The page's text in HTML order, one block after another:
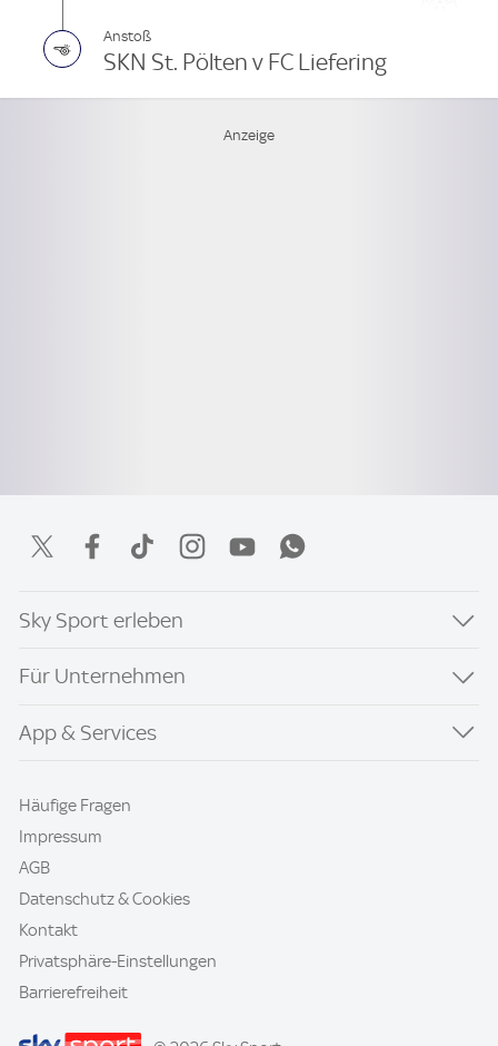
Anstoß
SKN St. Pölten v FC Liefering
Sky Sport erleben
Für Unternehmen
App & Services
Häufige Fragen
Impressum
AGB
Datenschutz & Cookies
Kontakt
Privatsphäre-Einstellungen
Barrierefreiheit